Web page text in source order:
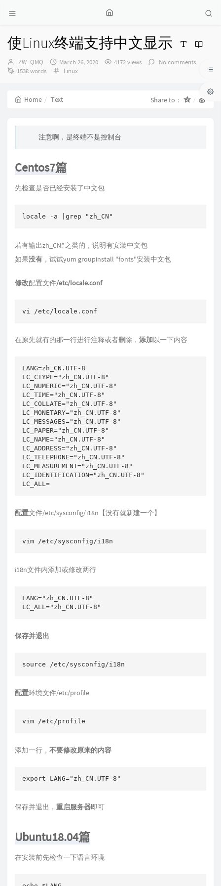
使Linux终端支持中文显示
Author：
ZW_QMQ
发
布
March 26, 2020 4172 views
No comments
1538 words
Categories：
Linux
Home Text Share to：
注意啊，是终端不是控制台
Centos7篇
先检查是否已经安装了中文包
locale -a |grep "zh_CN"
若有输出zh_CN.*之类的，说明有安装中文包
如果没有 ，试试yum groupinstall "fonts"安装中文包
修改配置文件/etc/locale.conf
vi /etc/locale.conf
在原先就有的那一行进行注释或者删除， 添加以一下内容
LANG=zh_CN.UTF-8
LC_CTYPE="zh_CN.UTF-8"
LC_NUMERIC="zh_CN.UTF-8"
LC_TIME="zh_CN.UTF-8"
LC_COLLATE="zh_CN.UTF-8"
LC_MONETARY="zh_CN.UTF-8"
LC_MESSAGES="zh_CN.UTF-8"
LC_PAPER="zh_CN.UTF-8"
LC_NAME="zh_CN.UTF-8"
LC_ADDRESS="zh_CN.UTF-8"
LC_TELEPHONE="zh_CN.UTF-8"
LC_MEASUREMENT="zh_CN.UTF-8"
LC_IDENTIFICATION="zh_CN.UTF-8"
LC_ALL=
配置文件/etc/sysconfig/i18n【没有就新建一个】
vim /etc/sysconfig/i18n
i18n文件内添加或修改两行
LANG="zh_CN.UTF-8"
LC_ALL="zh_CN.UTF-8"
保存并退出
source /etc/sysconfig/i18n
配置环境文件/etc/profile
vim /etc/profile
添加一行， 不要修改原来的内容
export LANG="zh_CN.UTF-8"
保存并退出， 重启服务器即可
Ubuntu18.04篇
在安装前先检查一下语言环境